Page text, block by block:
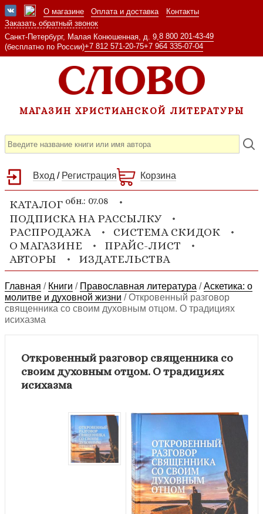
О магазине Оплата и доставка
Контакты
Заказать обратный звонок
Санкт-Петербург, Малая Конюшенная, д. 9, 8 800 201-43-49
(бесплатно по России)+7 812 571-20-75+7 964 335-07-04
МАГАЗИН ХРИСТИАНСКОЙ ЛИТЕРАТУРЫ
Вход / Регистрация Корзина
КАТАЛОГ обн.: 07.08
ПОДПИСКА НА РАССЫЛКУ
РАСПРОДАЖА
СИСТЕМА СКИДОК
О МАГАЗИНЕ
ПРАЙС-ЛИСТ
АВТОРЫ
ИЗДАТЕЛЬСТВА
Главная / Книги / Православная литература /Аскетика: о
молитве и духовной жизни /Откровенный разговор
священника со своим духовным отцом. О традициях
исихазма
Откровенный разговор священника со
своим духовным отцом. О традициях
исихазма